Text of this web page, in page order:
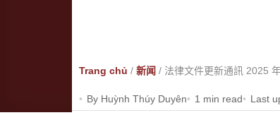
Trang chủ / 新闻 / 法律文件更新通訊 2025
By Huỳnh Thúy Duyên 1 min read Last